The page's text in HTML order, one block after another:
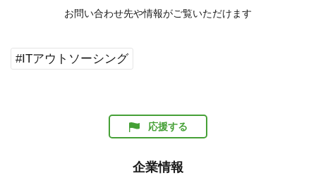
お問い合わせ先や情報がご覧いただけます
#ITアウトソーシング
応援する
企業情報